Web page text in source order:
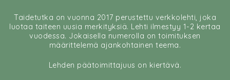
Taidetutka on vuonna 2017 perustettu verkkolehti, joka
luotaa taiteen uusia merkityksiä. Lehti ilmestyy 1-2 kertaa
vuodessa. Jokaisella numerolla on toimituksen
määrittelemä ajankohtainen teema.
Lehden päätoimittajuus on kiertävä.